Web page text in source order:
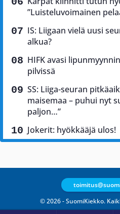
”Luisteluvoimainen
IS: Liigaan vielä uusi
alkua?
HIFK avasi
pilvissä
SS: Liiga-seuran
maisemaa – puhui nyt
paljon…”
Jokerit: hyökkääjä ulos!
© 2026 - SuomiKiekko.